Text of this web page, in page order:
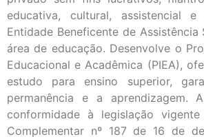
educativa, cultural, assistencial
Entidade Beneficente de Assistência
área de educação. Desenvolve o
Educacional e Acadêmica (PIEA),
estudo para ensino superior,
permanência e a aprendizagem.
conformidade à legislação
Complementar nº 187 de 16 de